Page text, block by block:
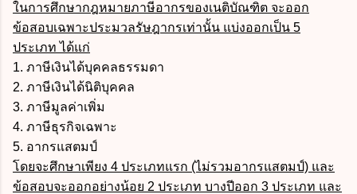
ในการศึกษากฎหมายภาษีอากรของเนติบัณฑิต จะออก
ข้อสอบเฉพาะประมวลรัษฎากรเท่านั้น แบ่งออกเป็น 5
ประเภท ได้แก่
1. ภาษีเงินได้บุคคลธรรมดา
2. ภาษีเงินได้นิติบุคคล
3. ภาษีมูลค่าเพิ่ม
4. ภาษีธุรกิจเฉพาะ
5. อากรแสตมป์
โดยจะศึกษาเพียง 4 ประเภทแรก (ไม่รวมอากรแสตมป์) และ
ข้อสอบจะออกอย่างน้อย 2 ประเภท บางปีออก 3 ประเภท และ